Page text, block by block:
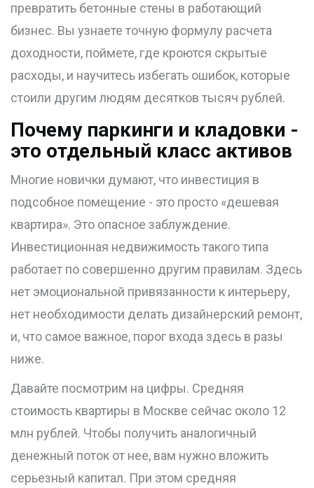
превратить бетонные стены в работающий
бизнес. Вы узнаете точную формулу расчета
доходности, поймете, где кроются скрытые
расходы, и научитесь избегать ошибок, которые
стоили другим людям десятков тысяч рублей.
Почему паркинги и кладовки -
это отдельный класс активов
Многие новички думают, что инвестиция в
подсобное помещение - это просто «дешевая
квартира». Это опасное заблуждение.
Инвестиционная недвижимостьтакого типа
работает по совершенно другим правилам. Здесь
нет эмоциональной привязанности к интерьеру,
нет необходимости делать дизайнерский ремонт,
и, что самое важное, порог входа здесь в разы
ниже.
Давайте посмотрим на цифры. Средняя
стоимость квартиры в Москве сейчас около 12
млн рублей. Чтобы получить аналогичный
денежный поток от нее, вам нужно вложить
серьезный капитал. При этом средняя